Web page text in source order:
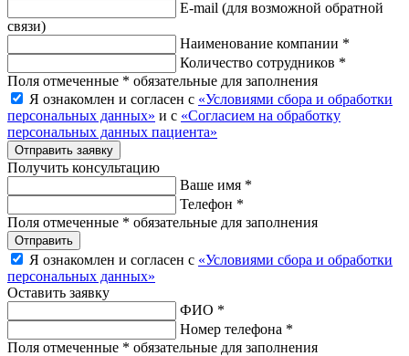
E-mail (для возможной обратной
связи)
Наименование компании *
Количество сотрудников *
Поля отмеченные * обязательные для заполнения
Я ознакомлен и согласен с «Условиями сбора и обработки
персональных данных» и с «Согласием на обработку
персональных данных пациента»
Отправить заявку
Получить консультацию
Ваше имя *
Телефон *
Поля отмеченные * обязательные для заполнения
Отправить
Я ознакомлен и согласен с «Условиями сбора и обработки
персональных данных»
Оставить заявку
ФИО *
Номер телефона *
Поля отмеченные * обязательные для заполнения